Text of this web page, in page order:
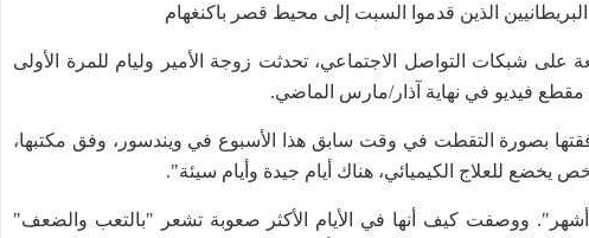
الذين قدموا السبت إلى محيط قصر باكنغهام
شبكات التواصل الاجتماعي، تحدثت زوجة الأمير وليام للمرة الأولى
فيديو في نهاية آذار/مارس الماضي.
التي أرفقتها بصورة التقطت في وقت سابق هذا الأسبوع في ويندسور، وفق مكتبها،
يخضع للعلاج الكيميائي، هناك أيام جيدة وأيام سيئة".
ووصفت كيف أنها في الأيام الأكثر صعوبة تشعر "بالتعب والضعف"